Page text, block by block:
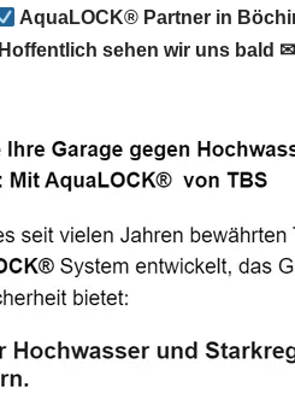
AquaLOCK® Partner in
Hoffentlich sehen wir uns bald